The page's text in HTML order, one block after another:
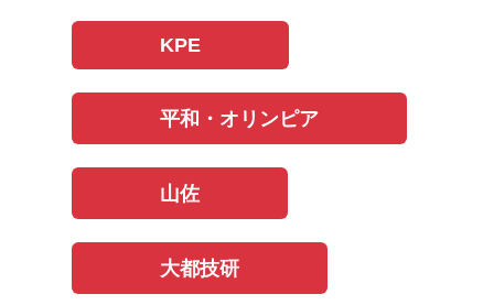
KPE
平和・オリンピア
山佐
大都技研